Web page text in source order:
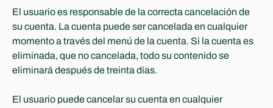
El usuario es responsable de la correcta cancelación de
su cuenta. La cuenta puede ser cancelada en cualquier
momento a través del menú de la cuenta. Si la cuenta es
eliminada, que no cancelada, todo su contenido se
eliminará después de treinta días.
El usuario puede cancelar su cuenta en cualquier